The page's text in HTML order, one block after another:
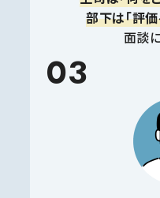
部下は「評
面談
03